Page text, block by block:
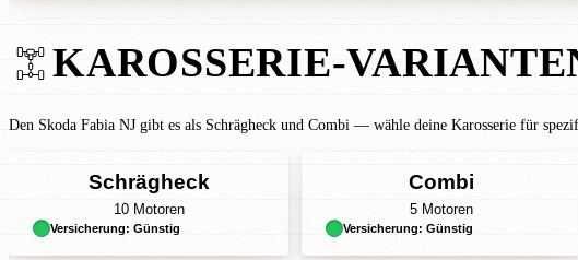
KAROSSERIE-
Den Skoda Fabia NJ gibt es als Schrägheck und Combi — wähle deine Karosserie für
Schrägheck
10 Motoren
Versicherung: Günstig
Combi
5 Motoren
Versicherung: Günstig